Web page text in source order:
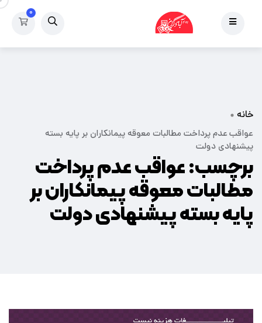
۰
خانه
عواقب عدم پرداخت مطالبات معوقه پیمانکاران بر پایه بسته
پیشنهادی دولت
برچسب:عواقب عدم پرداخت
مطالبات معوقه پیمانکاران بر
پایه بسته پیشنهادی دولت